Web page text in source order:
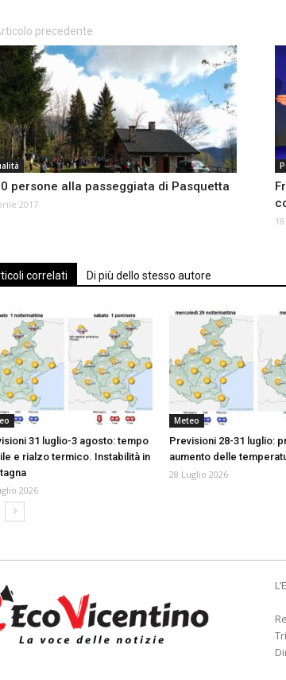
precedente
persone alla passeggiata di Pasquetta
2017
correlati Di più dello stesso autore
31 luglio-3 agosto: tempo
e rialzo termico. Instabilità in
2026
Meteo
Previsioni 28-31 luglio:
aumento delle
28 Luglio 2026